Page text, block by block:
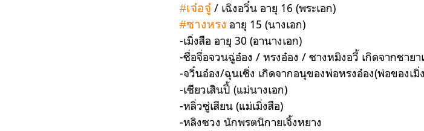
#เจ๋อจู๋/ เฉิงอวิ๋น อายุ 16 (พระเอก)
#ซางหรง อายุ 15 (นางเอก)
-เมิ่งสือ อายุ 30 (อานางเอก)
-ซื่อจื่อจวนฉู่อ๋อง / หรงอ๋อง / ซางหมิงอวี้ เกิดจากชาย
-จวิ๋นอ๋อง/ฉุนเซิ่ง เกิดจากอนุของพ่อหรงอ๋อง(พ่อของเมิ่
-เซียวเสินปี้ (แม่นางเอก)
-หลิ่วซู่เสียน (แม่เมิ่งสือ)
-หลิงซวง นักพรตนิกายเจิ้งหยาง